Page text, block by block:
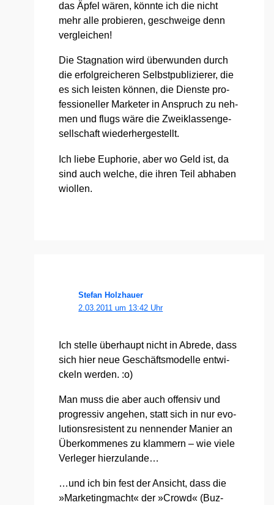
das Äpfel wären, könn­te ich die nicht
mehr alle pro­bie­ren, geschwei­ge denn
ver­glei­chen!
Die Sta­gna­ti­on wird über­wun­den durch
die erfolg­rei­che­ren Selbst­pu­bli­zie­rer, die
es sich leis­ten kön­nen, die Diens­te pro­
fes­sio­nel­ler Mar­keter in Anspruch zu neh­
men und flugs wäre die Zwei­klas­sen­ge­
sell­schaft wie­der­her­ge­stellt.
Ich lie­be Eupho­rie, aber wo Geld ist, da
sind auch wel­che, die ihren Teil abha­ben
wiol­len.
Stefan Holzhauer
2.03.2011 um 13:42 Uhr
Ich stel­le über­haupt nicht in Abre­de, dass
sich hier neue Geschäfts­mo­del­le ent­wi­
ckeln wer­den. :o)
Man muss die aber auch offen­siv und
pro­gres­siv ange­hen, statt sich in nur evo­
lu­ti­ons­re­sis­tent zu nen­nen­der Manier an
Über­kom­me­nes zu klam­mern – wie vie­le
Ver­le­ger hier­zu­lan­de…
…und ich bin fest der Ansicht, dass die
»Mar­ke­ting­macht« der »Crowd« (Buz­